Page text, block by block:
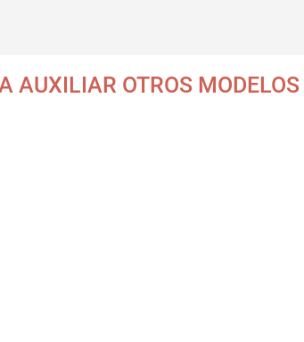
AUXILIAR OTROS MODELOS